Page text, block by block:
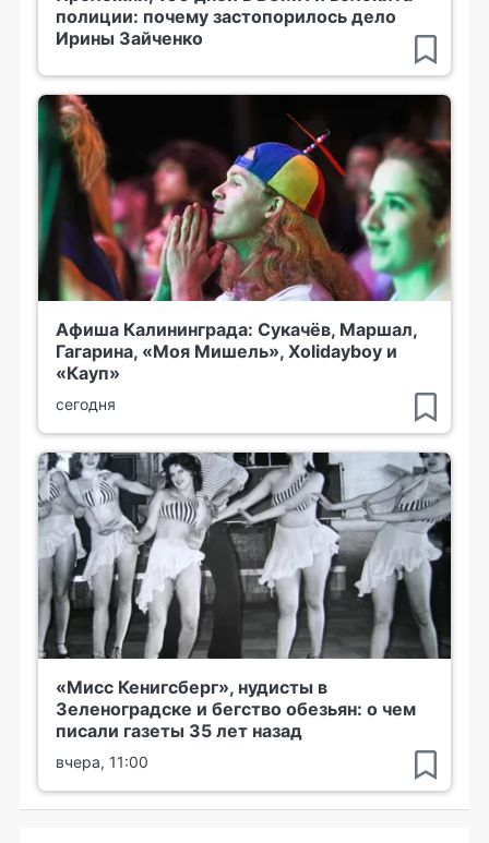
полиции: почему застопорилось дело
Ирины Зайченко
Афиша Калининграда: Сукачёв, Маршал,
Гагарина, «Моя Мишель», Xolidayboy и
«Кауп»
сегодня
«Мисс Кенигсберг», нудисты в
Зеленоградске и бегство обезьян: о чем
писали газеты 35 лет назад
вчера, 11:00